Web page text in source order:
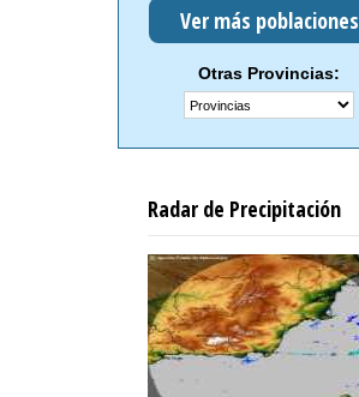
Ver más poblaciones
Otras Provincias:
Radar de Precipitación